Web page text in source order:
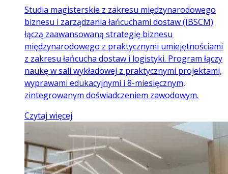
Studia magisterskie z zakresu międzynarodowego
biznesu i zarządzania łańcuchami dostaw (IBSCM)
łączą zaawansowaną strategię biznesu
międzynarodowego z praktycznymi umiejętnościami
z zakresu łańcucha dostaw i logistyki. Program łączy
naukę w sali wykładowej z praktycznymi projektami,
wyprawami edukacyjnymi i 8-miesięcznym,
zintegrowanym doświadczeniem zawodowym.
Czytaj więcej